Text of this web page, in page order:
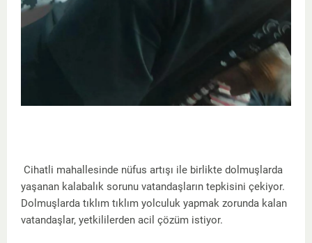
Cihatli mahallesinde nüfus artışı ile birlikte dolmuşlarda
yaşanan kalabalık sorunu vatandaşların tepkisini çekiyor.
Dolmuşlarda tıklım tıklım yolculuk yapmak zorunda kalan
vatandaşlar, yetkililerden acil çözüm istiyor.